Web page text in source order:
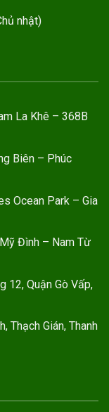
nhật)
La Khê – 368B
Biên – Phúc
Ocean Park – Gia
Đình – Nam Từ
12, Quận Gò Vấp,
Thạch Gián, Thanh